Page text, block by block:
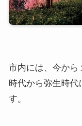
市内には、今から
時代から弥生時代
す。